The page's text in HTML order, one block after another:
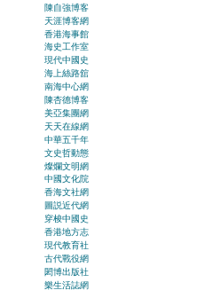
陳自強博客
天涯博客網
香港海事館
海史工作室
現代中國史
海上絲路舘
南海中心網
陳杏德博客
美亞集團網
天天在線網
中華五千年
文史哲動態
燦爛文明網
中國文化院
香海文社網
圖説近代網
穿梭中國史
香港地方志
現代教育社
古代戰役網
閎博出版社
樂生活誌網